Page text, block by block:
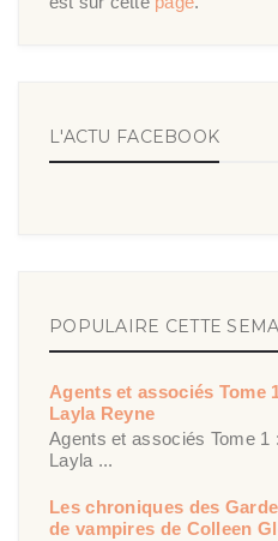
L'ACTU FACEBOOK
POPULAIRE CETTE
Agents et associés Tome
Layla Reyne
Agents et associés Tome 1
Layla ...
Les chroniques des
de vampires de Colleen